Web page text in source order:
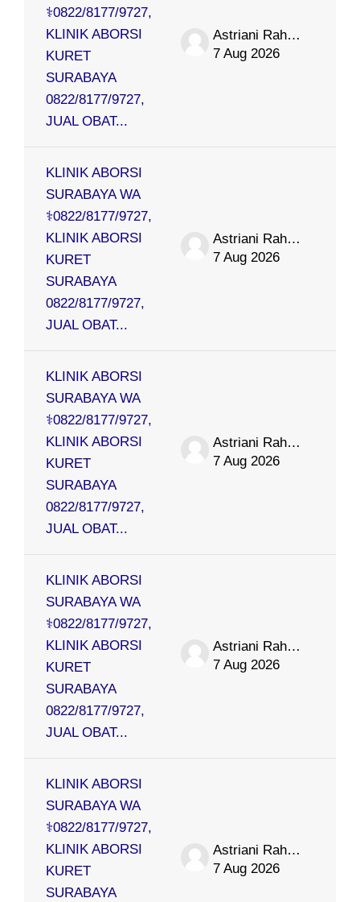
⚕0822/8177/9727,
KLINIK ABORSI
KURET
SURABAYA
0822/8177/9727,
JUAL OBAT...
Astriani Rahmat
7 Aug 2026
KLINIK ABORSI
SURABAYA WA
⚕0822/8177/9727,
KLINIK ABORSI
KURET
SURABAYA
0822/8177/9727,
JUAL OBAT...
Astriani Rahmat
7 Aug 2026
KLINIK ABORSI
SURABAYA WA
⚕0822/8177/9727,
KLINIK ABORSI
KURET
SURABAYA
0822/8177/9727,
JUAL OBAT...
Astriani Rahmat
7 Aug 2026
KLINIK ABORSI
SURABAYA WA
⚕0822/8177/9727,
KLINIK ABORSI
KURET
SURABAYA
0822/8177/9727,
JUAL OBAT...
Astriani Rahmat
7 Aug 2026
KLINIK ABORSI
SURABAYA WA
⚕0822/8177/9727,
KLINIK ABORSI
KURET
SURABAYA
Astriani Rahmat
7 Aug 2026